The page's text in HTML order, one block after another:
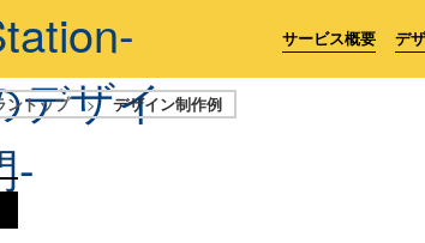
サービス概要 デ
ントップ > デザイン制作例